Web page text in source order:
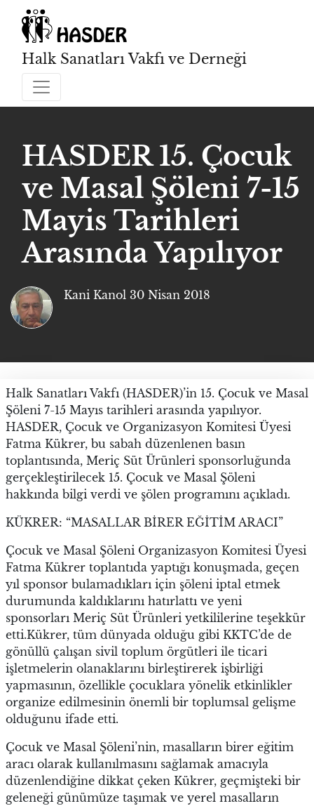
Halk Sanatları Vakfı ve Derneği
HASDER 15. Çocuk
ve Masal Şöleni 7-15
Mayis Tarihleri
Arasında Yapılıyor
Kani Kanol 30 Nisan 2018
Halk Sanatları Vakfı (HASDER)’in 15. Çocuk ve Masal
Şöleni 7-15 Mayıs tarihleri arasında yapılıyor.
HASDER, Çocuk ve Organizasyon Komitesi Üyesi
Fatma Kükrer, bu sabah düzenlenen basın
toplantısında, Meriç Süt Ürünleri sponsorluğunda
gerçekleştirilecek 15. Çocuk ve Masal Şöleni
hakkında bilgi verdi ve şölen programını açıkladı.
KÜKRER: “MASALLAR BİRER EĞİTİM ARACI”
Çocuk ve Masal Şöleni Organizasyon Komitesi Üyesi
Fatma Kükrer toplantıda yaptığı konuşmada, geçen
yıl sponsor bulamadıkları için şöleni iptal etmek
durumunda kaldıklarını hatırlattı ve yeni
sponsorları Meriç Süt Ürünleri yetkililerine teşekkür
etti.Kükrer, tüm dünyada olduğu gibi KKTC’de de
gönüllü çalışan sivil toplum örgütleri ile ticari
işletmelerin olanaklarını birleştirerek işbirliği
yapmasının, özellikle çocuklara yönelik etkinlikler
organize edilmesinin önemli bir toplumsal gelişme
olduğunu ifade etti.
Çocuk ve Masal Şöleni’nin, masalların birer eğitim
aracı olarak kullanılmasını sağlamak amacıyla
düzenlendiğine dikkat çeken Kükrer, geçmişteki bir
geleneği günümüze taşımak ve yerel masalların